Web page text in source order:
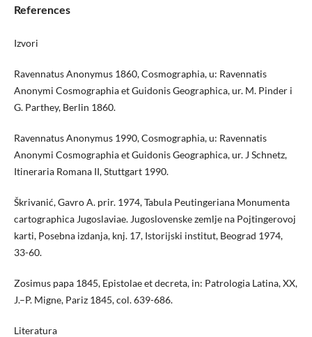
References
Izvori
Ravennatus Anonymus 1860, Cosmographia, u: Ravennatis
Anonymi Cosmographia et Guidonis Geographica, ur. M. Pinder i
G. Parthey, Berlin 1860.
Ravennatus Anonymus 1990, Cosmographia, u: Ravennatis
Anonymi Cosmographia et Guidonis Geographica, ur. J Schnetz,
Itineraria Romana II, Stuttgart 1990.
Škrivanić, Gavro A. prir. 1974, Tabula Peutingeriana Monumenta
cartographica Jugoslaviae. Jugoslovenske zemlje na Pojtingerovoj
karti, Posebna izdanja, knj. 17, Istorijski institut, Beograd 1974,
33-60.
Zosimus papa 1845, Epistolae et decreta, in: Patrologia Latina, XX,
J.–P. Migne, Pariz 1845, col. 639-686.
Literatura